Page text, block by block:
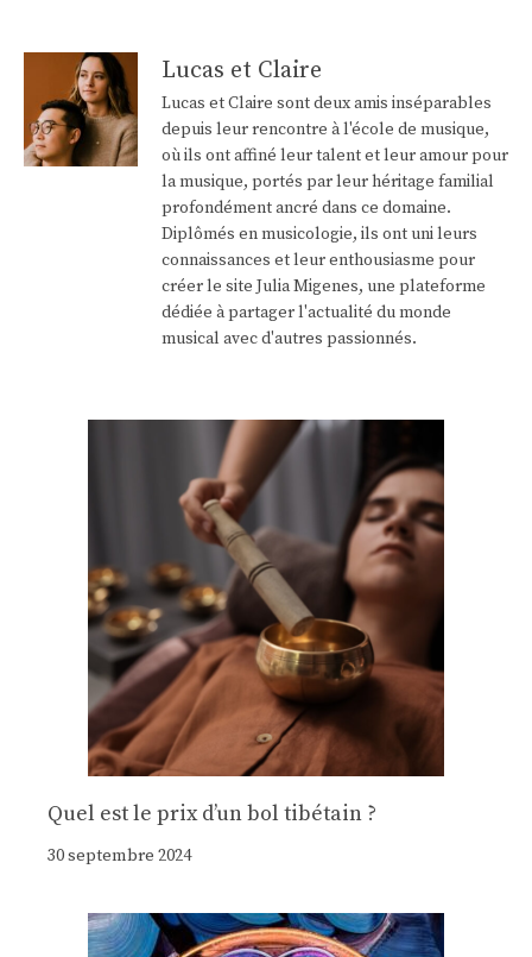
Lucas et Claire
Lucas et Claire sont deux amis inséparables
depuis leur rencontre à l'école de musique,
où ils ont affiné leur talent et leur amour pour
la musique, portés par leur héritage familial
profondément ancré dans ce domaine.
Diplômés en musicologie, ils ont uni leurs
connaissances et leur enthousiasme pour
créer le site Julia Migenes, une plateforme
dédiée à partager l'actualité du monde
musical avec d'autres passionnés.
Quel est le prix d’un bol tibétain ?
30 septembre 2024